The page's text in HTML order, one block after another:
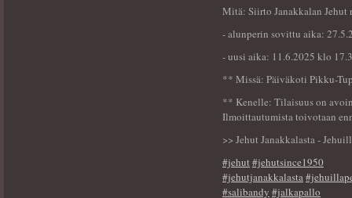
Mitä: Siirto Janakkalan
- alunperin sovittu aika:
- uusi aika: 11.6.2025 klo
** Missä: Päiväkoti Pikku-
** Kenelle: Tilaisuus on
Ilmoittautumista toivotaan
>> Jehut Janakkalasta -
#jehut#jehutsince1950
#jehutjanakkalasta
#salibandy #jalkapallo